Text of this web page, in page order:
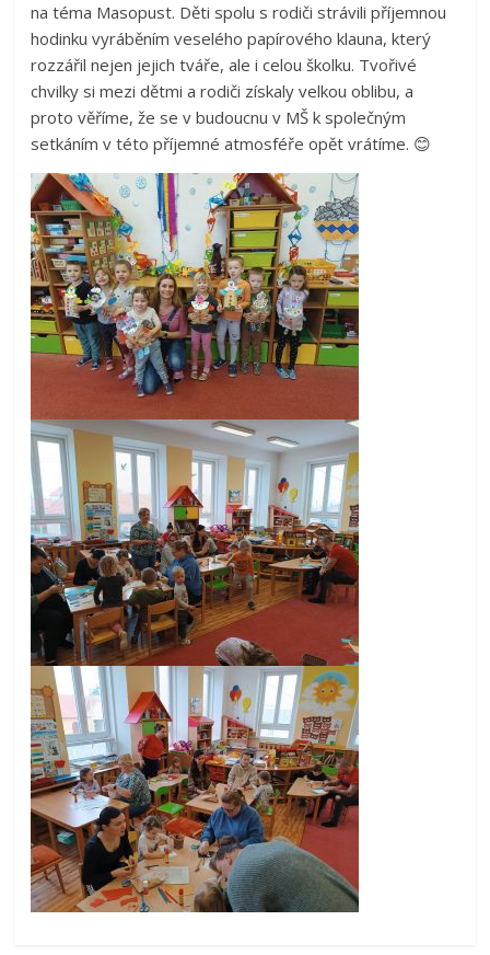
na téma Masopust. Děti spolu s rodiči strávili příjemnou
hodinku vyráběním veselého papírového klauna, který
rozzářil nejen jejich tváře, ale i celou školku. Tvořivé
chvilky si mezi dětmi a rodiči získaly velkou oblibu, a
proto věříme, že se v budoucnu v MŠ k společným
setkáním v této příjemné atmosféře opět vrátíme. 😊